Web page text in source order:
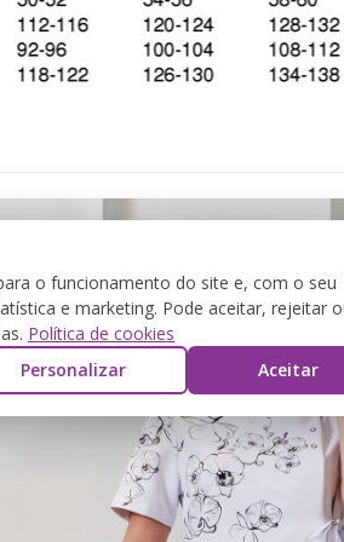
o funcionamento do site e, com o seu
e marketing. Pode aceitar, rejeitar
Política de cookies
Personalizar Aceitar